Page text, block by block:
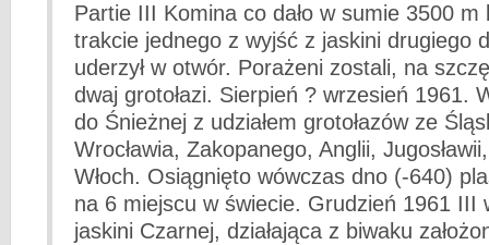
Partie III Komina co dało w sumie 3500 m
trakcie jednego z wyjść z jaskini drugiego
uderzył w otwór. Porażeni zostali, na
dwaj grotołazi. Sierpień ? wrzesień 1961.
do Śnieżnej z udziałem grotołazów ze
Wrocławia, Zakopanego, Anglii,
Włoch. Osiągnięto wówczas dno (-640)
na 6 miejscu w świecie. Grudzień 1961 III
jaskini Czarnej, działająca z biwaku